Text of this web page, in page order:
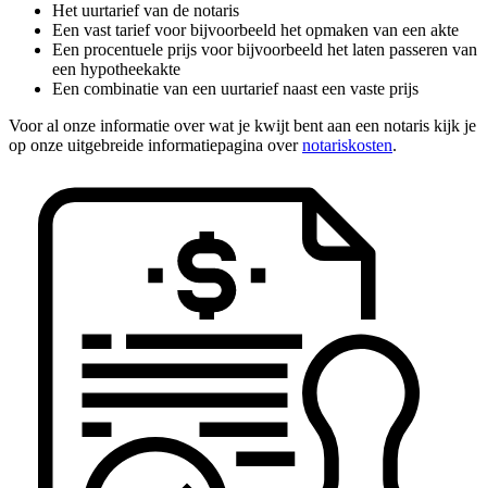
Het uurtarief van de notaris
Een vast tarief voor bijvoorbeeld het opmaken van een akte
Een procentuele prijs voor bijvoorbeeld het laten passeren van
een hypotheekakte
Een combinatie van een uurtarief naast een vaste prijs
Voor al onze informatie over wat je kwijt bent aan een notaris kijk je
op onze uitgebreide informatiepagina overnotariskosten.